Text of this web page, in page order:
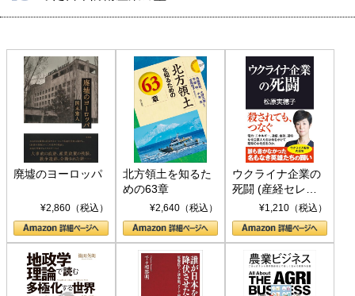
廃墟のヨーロッパ
¥2,860（税込）
北方領土を知るた
めの63章
¥2,640（税込）
ウクライナ企業の
死闘 (産経セレク
ト S 039)¥1,210（税込）